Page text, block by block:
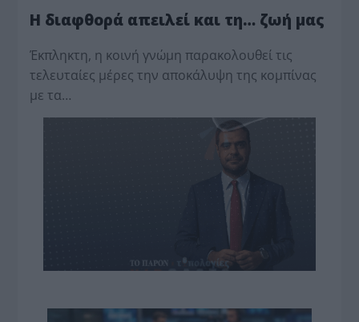
Η διαφθορά απειλεί και τη… ζωή μας
Έκπληκτη, η κοινή γνώμη παρακολουθεί τις
τελευταίες μέρες την αποκάλυψη της κο­μπίνας
με τα…